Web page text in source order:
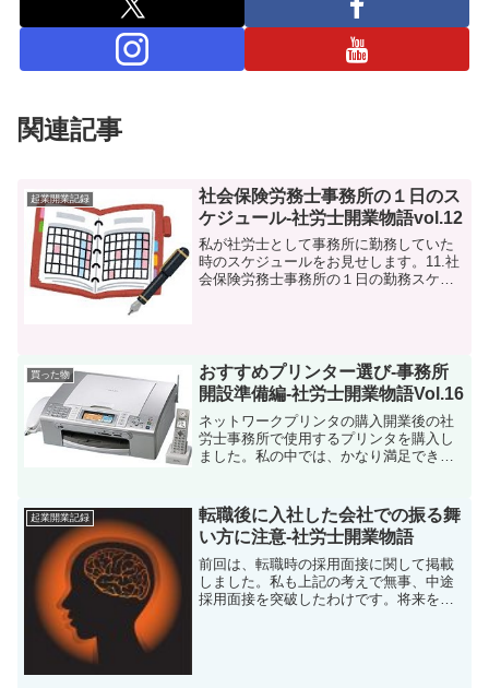
関連記事
起業開業記録
社会保険労務士事務所の１日のス
ケジュール-社労士開業物語vol.12
私が社労士として事務所に勤務していた
時のスケジュールをお見せします。11.社
会保険労務士事務所の１日の勤務スケジ
買った物
おすすめプリンター選び-事務所
開設準備編-社労士開業物語Vol.16
ネットワークプリンタの購入開業後の社
労士事務所で使用するプリンタを購入し
ました。私の中では、かなり満足できる
と思います。商品は、インクジェット式
のbrother mym...
起業開業記録
転職後に入社した会社での振る舞
い方に注意-社労士開業物語
前回は、転職時の採用面接に関して掲載
しました。私も上記の考えで無事、中途
採用面接を突破したわけです。将来を考